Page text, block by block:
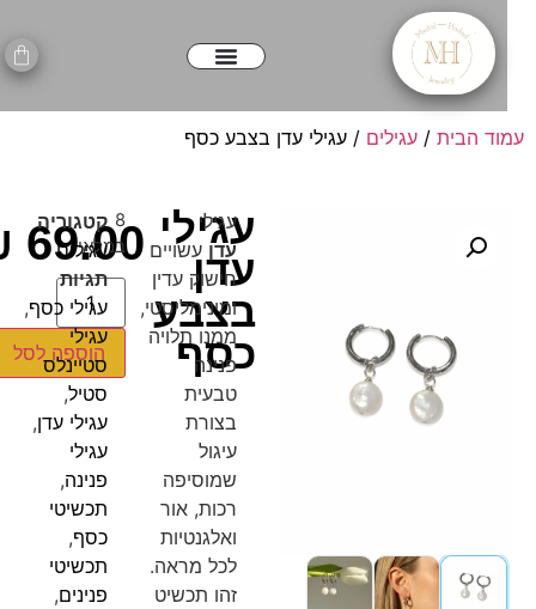
הבית/עגילים/ עגילי עדן בצבע כסף
עגילי
עדן
בצבע
כסף
עגילי
עדןעשויים
חישוק עדין
ומינימליסטי,
ממנו תלויה
פנינה
טבעית
בצורת
עיגול
שמוסיפה
רכות, אור
ואלגנטיות
לכל מראה.
זהו תכשיט
₪69.00
במלאי
הוספה לסל
קטגוריה
עגילים
תגיות
עגילי כסף,
עגילי
סטיינלס
סטיל,
עגילי עדן ,
עגילי
פנינה,
תכשיטי
כסף,
תכשיטי
פנינים,